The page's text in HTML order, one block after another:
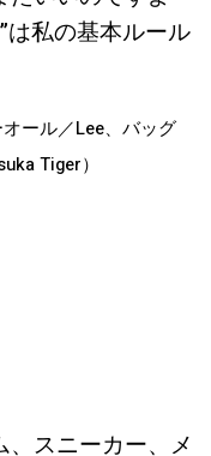
私の基本ルール
ール／Lee、バッグ
Tiger）
スニーカー、メ